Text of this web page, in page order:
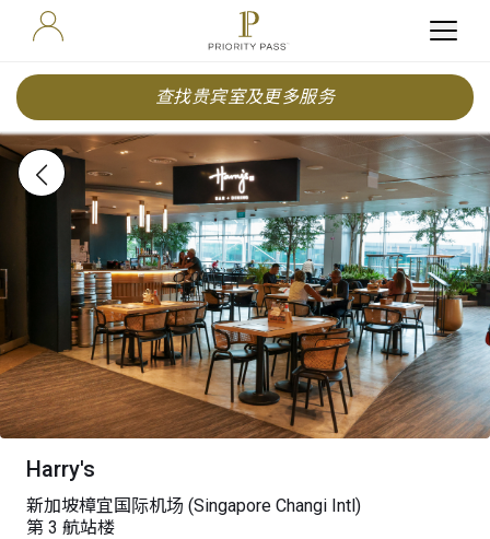
查找贵宾室及更多服务
Harry's
新加坡樟宜国际机场 (Singapore Changi Intl)
第 3 航站楼